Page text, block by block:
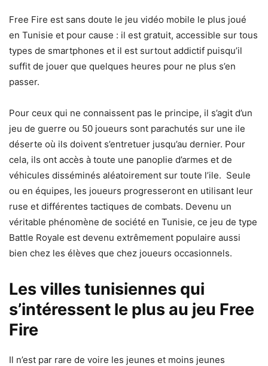
Free Fire est sans doute le jeu vidéo mobile le plus joué
en Tunisie et pour cause : il est gratuit, accessible sur tous
types de smartphones et il est surtout addictif puisqu’il
suffit de jouer que quelques heures pour ne plus s’en
passer.
Pour ceux qui ne connaissent pas le principe, il s’agit d’un
jeu de guerre ou 50 joueurs sont parachutés sur une ile
déserte où ils doivent s’entretuer jusqu’au dernier. Pour
cela, ils ont accès à toute une panoplie d’armes et de
véhicules disséminés aléatoirement sur toute l’ile. Seule
ou en équipes, les joueurs progresseront en utilisant leur
ruse et différentes tactiques de combats. Devenu un
véritable phénomène de société en Tunisie, ce jeu de type
Battle Royale est devenu extrêmement populaire aussi
bien chez les élèves que chez joueurs occasionnels.
Les villes tunisiennes qui
s’intéressent le plus au jeu Free
Fire
Il n’est par rare de voire les jeunes et moins jeunes